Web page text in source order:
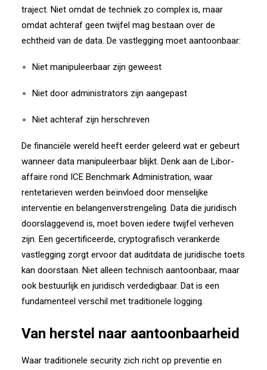
traject. Niet omdat de techniek zo complex is, maar
omdat achteraf geen twijfel mag bestaan over de
echtheid van de data. De vastlegging moet aantoonbaar:
Niet manipuleerbaar zijn geweest
Niet door administrators zijn aangepast
Niet achteraf zijn herschreven
De financiële wereld heeft eerder geleerd wat er gebeurt
wanneer data manipuleerbaar blijkt. Denk aan de Libor-
affaire rond ICE Benchmark Administration, waar
rentetarieven werden beïnvloed door menselijke
interventie en belangenverstrengeling. Data die juridisch
doorslaggevend is, moet boven iedere twijfel verheven
zijn. Een gecertificeerde, cryptografisch verankerde
vastlegging zorgt ervoor dat auditdata de juridische toets
kan doorstaan. Niet alleen technisch aantoonbaar, maar
ook bestuurlijk en juridisch verdedigbaar. Dat is een
fundamenteel verschil met traditionele logging.
Van herstel naar aantoonbaarheid
Waar traditionele security zich richt op preventie en